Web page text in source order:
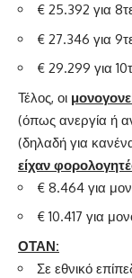
€ 25.392 για
€ 27.346 για
€ 29.299 για
Τέλος, οι
(όπως ανεργία ή
(δηλαδή για
είχαν
€ 8.464 για
€ 10.417 για
ΟΤΑΝ:
Σε εθνικό